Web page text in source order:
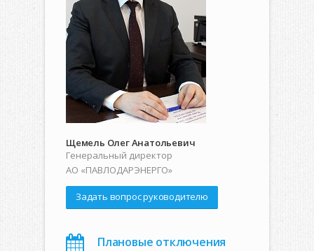
Щемель Олег Анатольевич
Генеральный директор
АО «ПАВЛОДАРЭНЕРГО»
Задать вопрос руководителю
Плановые отключения